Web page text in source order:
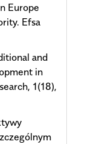
Europe
Efsa
and
in
1(18),